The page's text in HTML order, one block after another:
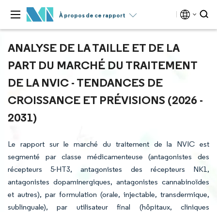
À propos de ce rapport
ANALYSE DE LA TAILLE ET DE LA
PART DU MARCHÉ DU TRAITEMENT
DE LA NVIC - TENDANCES DE
CROISSANCE ET PRÉVISIONS (2026 -
2031)
Le rapport sur le marché du traitement de la NVIC est
segmenté par classe médicamenteuse (antagonistes des
récepteurs 5-HT3, antagonistes des récepteurs NK1,
antagonistes dopaminergiques, antagonistes cannabinoïdes
et autres), par formulation (orale, injectable, transdermique,
sublinguale), par utilisateur final (hôpitaux, cliniques